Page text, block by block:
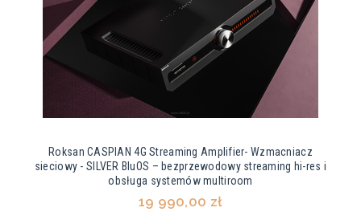
Roksan CASPIAN 4G Streaming Amplifier- Wzmacniacz
sieciowy - SILVER BluOS – bezprzewodowy streaming hi-res i
obsługa systemów multiroom
19 990,00 zł